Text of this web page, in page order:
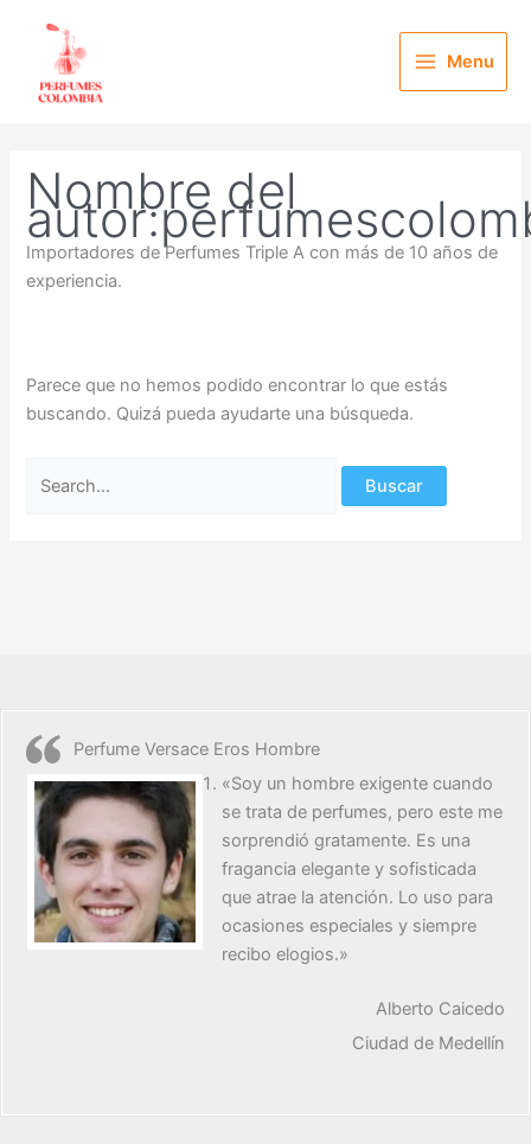
contenido
Menu
Nombre del
Importadores de Perfumes Triple A con más de 10 años de
experiencia.
Parece que no hemos podido encontrar lo que estás
buscando. Quizá pueda ayudarte una búsqueda.
Perfume Versace Eros Hombre
«Soy un hombre exigente cuando
se trata de perfumes, pero este me
sorprendió gratamente. Es una
fragancia elegante y sofisticada
que atrae la atención. Lo uso para
ocasiones especiales y siempre
recibo elogios.»
Alberto Caicedo
Ciudad de Medellín